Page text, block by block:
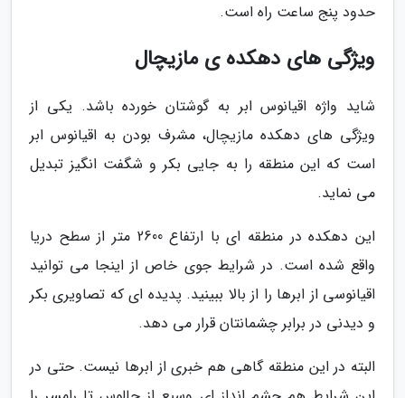
حدود پنج ساعت راه است.
ویژگی های دهکده ی مازیچال
شاید واژه اقیانوس ابر به گوشتان خورده باشد. یکی از
ویژگی های دهکده مازیچال، مشرف بودن به اقیانوس ابر
است که این منطقه را به جایی بکر و شگفت انگیز تبدیل
می نماید.
این دهکده در منطقه ای با ارتفاع 2600 متر از سطح دریا
واقع شده است. در شرایط جوی خاص از اینجا می توانید
اقیانوسی از ابرها را از بالا ببینید. پدیده ای که تصاویری بکر
و دیدنی در برابر چشمانتان قرار می دهد.
البته در این منطقه گاهی هم خبری از ابرها نیست. حتی در